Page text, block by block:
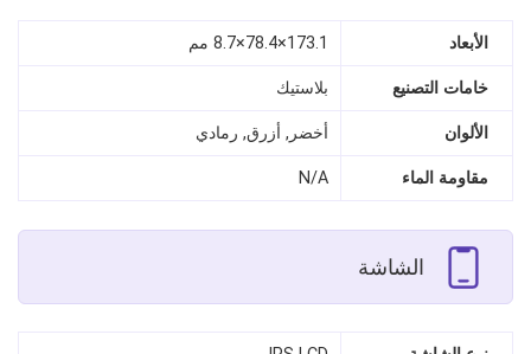
الأبعاد 173.1×78.4×8.7 مم
خامات التصنيع بلاستيك
الألوان أخضر, أزرق, رمادي
مقاومة الماء N/A
الشاشة